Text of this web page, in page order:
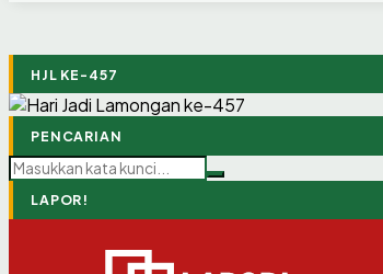
HJL KE-457
PENCARIAN
LAPOR!